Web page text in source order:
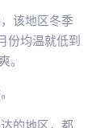
该地区冬季
份均温就低到
。